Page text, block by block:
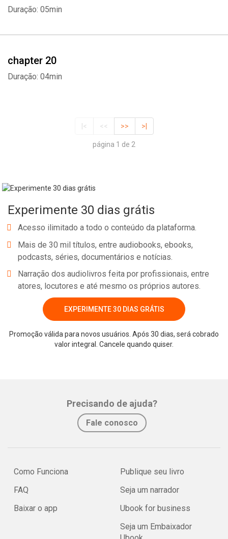
Duração: 05min
chapter 20
Duração: 04min
|< << >> >|
página 1 de 2
Experimente 30 dias grátis
Acesso ilimitado a todo o conteúdo da plataforma.
Mais de 30 mil títulos, entre audiobooks, ebooks,
podcasts, séries, documentários e notícias.
Narração dos audiolivros feita por profissionais, entre
atores, locutores e até mesmo os próprios autores.
EXPERIMENTE 30 DIAS GRÁTIS
Promoção válida para novos usuários. Após 30 dias, será cobrado
valor integral. Cancele quando quiser.
Precisando de ajuda?
Fale conosco
Como Funciona
FAQ
Baixar o app
Publique seu livro
Seja um narrador
Ubook for business
Seja um Embaixador